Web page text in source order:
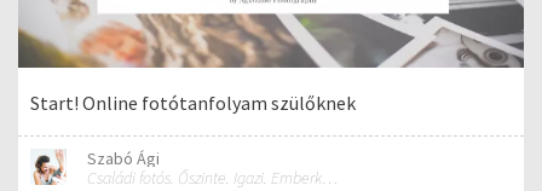
Start! Online fotótanfolyam szülőknek
Szabó Ági
Családi fotós. Őszinte. Igazi. Emberként, a fotókban.